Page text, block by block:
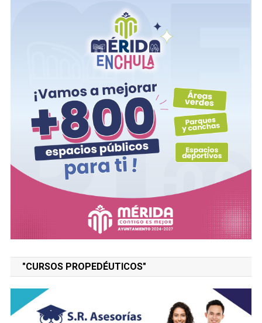
"CURSOS PROPEDÉUTICOS"